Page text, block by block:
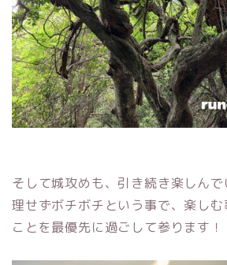
そして城攻めも、引き続き楽しん
理せずボチボチという事で、楽し
ことを最優先に過ごして参ります！